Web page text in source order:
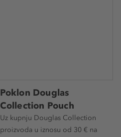
Poklon Douglas
Collection Pouch
Uz kupnju Douglas Collection
proizvoda u iznosu od 30 € na